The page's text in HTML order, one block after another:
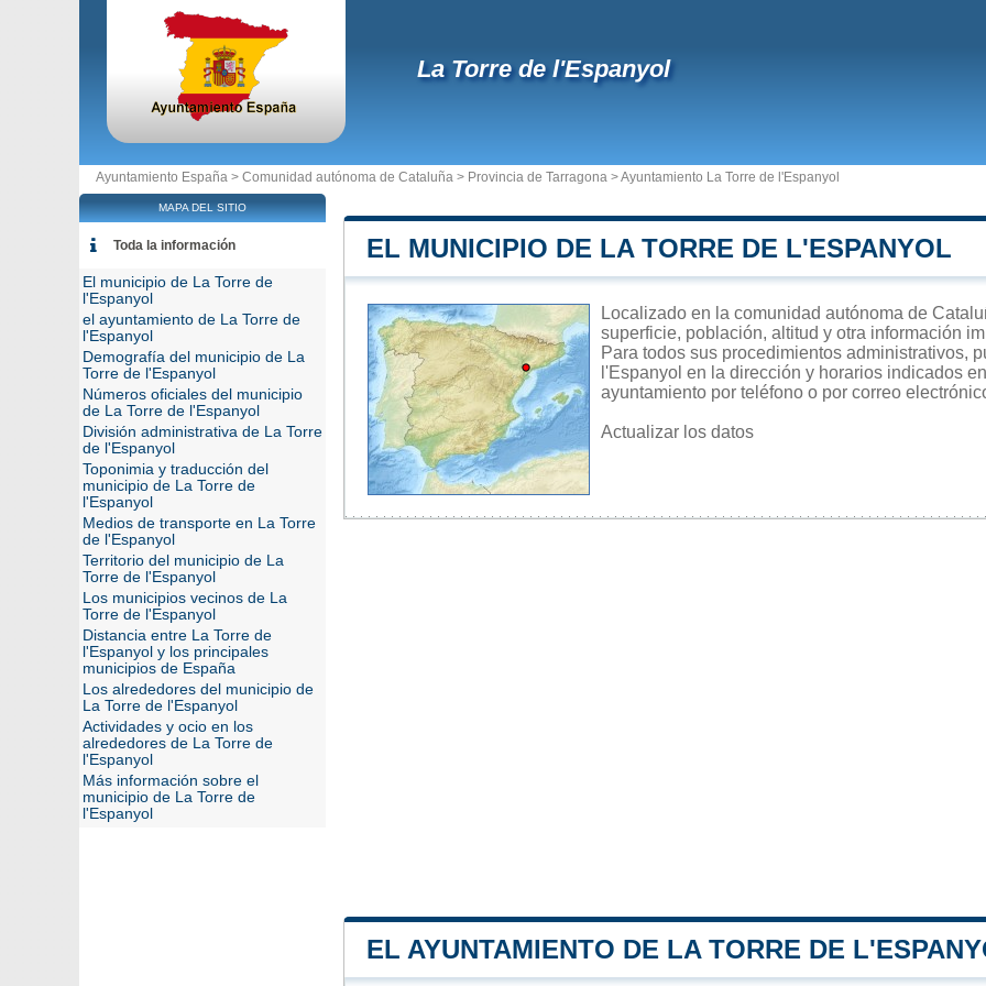
La Torre de l'Espanyol
Ayuntamiento España > Comunidad autónoma de Cataluña > Provincia de Tarragona >Ayuntamiento La Torre de l'Espanyol
EL MUNICIPIO DE LA TORRE DE L'ESPANYOL
Localizado en la comunidad autónoma de
superficie, población, altitud y otra información
Para todos sus procedimientos administrativos,
l'Espanyol en la dirección y horarios indicados
ayuntamiento por teléfono o por correo
Actualizar los datos
EL AYUNTAMIENTO DE LA TORRE DE
MAPA DEL SITIO
Toda la información
El municipio de La Torre de
l'Espanyol
el ayuntamiento de La Torre de
l'Espanyol
Demografía del municipio de La
Torre de l'Espanyol
Números oficiales del municipio
de La Torre de l'Espanyol
División administrativa de La Torre
de l'Espanyol
Toponimia y traducción del
municipio de La Torre de
l'Espanyol
Medios de transporte en La Torre
de l'Espanyol
Territorio del municipio de La
Torre de l'Espanyol
Los municipios vecinos de La
Torre de l'Espanyol
Distancia entre La Torre de
l'Espanyol y los principales
municipios de España
Los alrededores del municipio de
La Torre de l'Espanyol
Actividades y ocio en los
alrededores de La Torre de
l'Espanyol
Más información sobre el
municipio de La Torre de
l'Espanyol